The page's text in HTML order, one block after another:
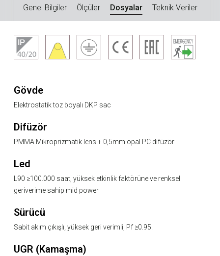
Genel Bilgiler Ölçüler Dosyalar Teknik Veriler
Gövde
Elektrostatik toz boyalı DKP sac
Difüzör
PMMA Mikroprizmatik lens + 0,5mm opal PC difüzör
Led
L90 ≥100.000 saat, yüksek etkinlik faktörüne ve renksel
geriverime sahip mid power
Sürücü
Sabit akım çıkışlı, yüksek geri verimli, Pf ≥0.95.
UGR (Kamaşma)